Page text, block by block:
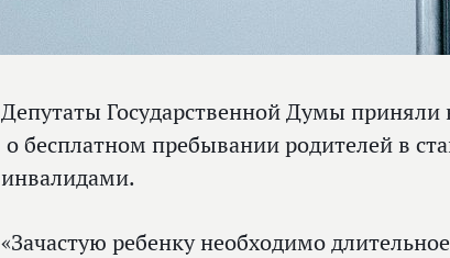
Депутаты Государственной Думы приняли
о бесплатном пребывании родителей в
инвалидами.
«Зачастую ребенку необходимо